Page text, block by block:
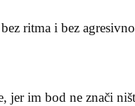
ritma i bez
jer im bod ne znači